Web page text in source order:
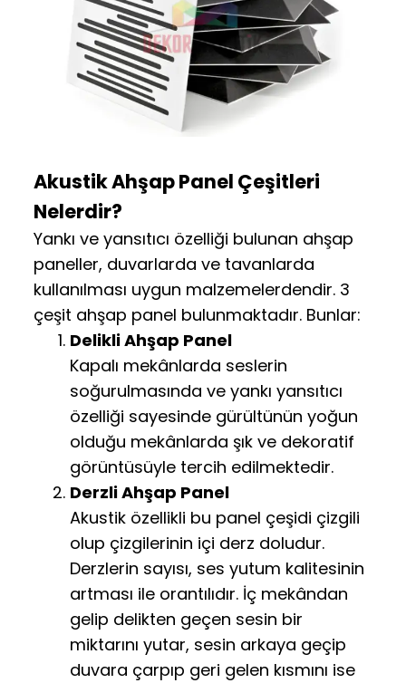
Akustik Ahşap Panel Çeşitleri
Nelerdir?
Yankı ve yansıtıcı özelliği bulunan ahşap
paneller, duvarlarda ve tavanlarda
kullanılması uygun malzemelerdendir. 3
çeşit ahşap panel bulunmaktadır. Bunlar:
Delikli Ahşap Panel
Kapalı mekânlarda seslerin
soğurulmasında ve yankı yansıtıcı
özelliği sayesinde gürültünün yoğun
olduğu mekânlarda şık ve dekoratif
görüntüsüyle tercih edilmektedir.
Derzli Ahşap Panel
Akustik özellikli bu panel çeşidi çizgili
olup çizgilerinin içi derz doludur.
Derzlerin sayısı, ses yutum kalitesinin
artması ile orantılıdır. İç mekândan
gelip delikten geçen sesin bir
miktarını yutar, sesin arkaya geçip
duvara çarpıp geri gelen kısmını ise